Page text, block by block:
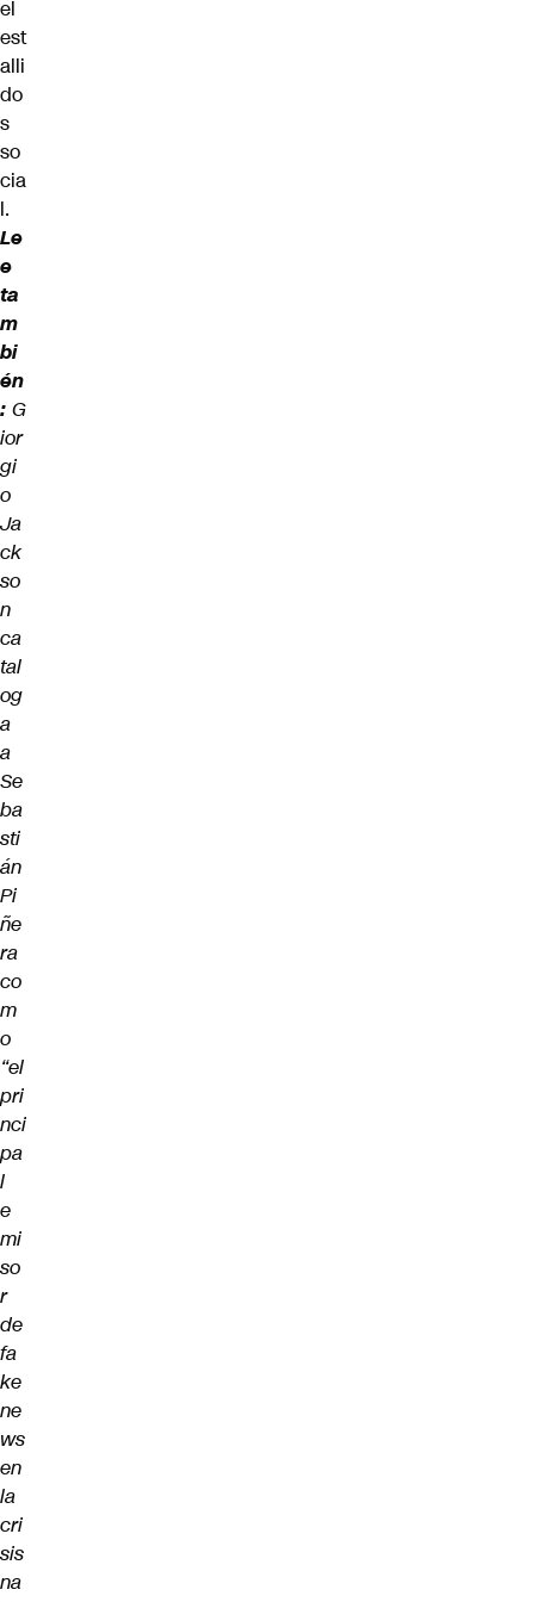
el
est
alli
do
s
so
cia
l.
Le
e
ta
m
bi
én
: G
ior
gi
o
Ja
ck
so
n
ca
tal
og
a
a
Se
ba
sti
án
Pi
ñe
ra
co
m
o
“el
pri
nci
pa
l
e
mi
so
r
de
fa
ke
ne
ws
en
la
cri
sis
na